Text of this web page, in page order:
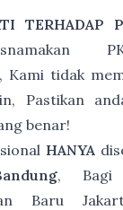
TERHADAP
Kami tidak
Pastikan
benar!
HANYA
, Bagi
Baru